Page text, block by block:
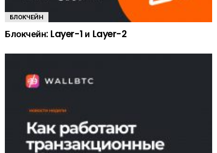
БЛОКЧЕЙН
Блокчейн: Layer-1 и Layer-2